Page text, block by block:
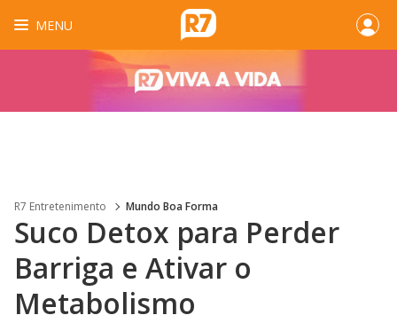
MENU
R7 Entretenimento Mundo Boa Forma
Suco Detox para Perder
Barriga e Ativar o
Metabolismo